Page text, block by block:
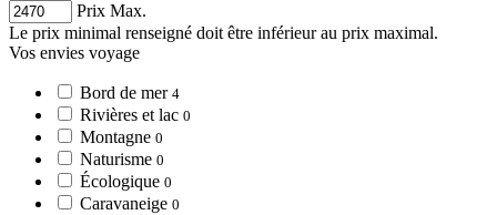
Prix Max.
Le prix minimal renseigné doit être inférieur au prix maximal.
Vos envies voyage
Bord de mer 4
Rivières et lac 0
Montagne 0
Naturisme 0
Écologique 0
Caravaneige 0